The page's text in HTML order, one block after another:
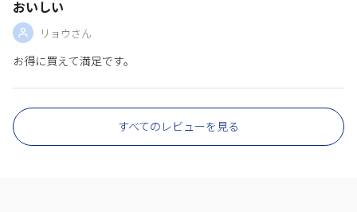
おいしい
リョウさん
お得に買えて満足です。
すべてのレビューを見る